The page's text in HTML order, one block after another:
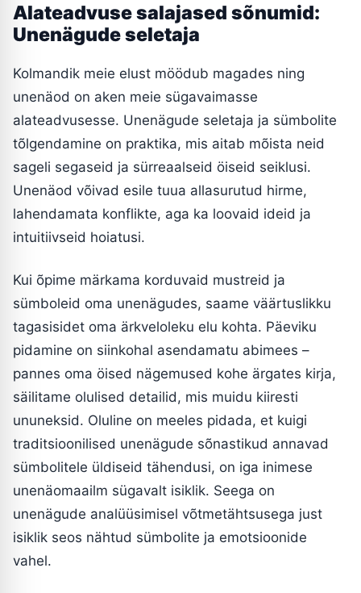
Alateadvuse salajased sõnumid:
Unenägude seletaja
Kolmandik meie elust möödub magades ning
unenäod on aken meie sügavaimasse
alateadvusesse. Unenägude seletaja ja sümbolite
tõlgendamine on praktika, mis aitab mõista neid
sageli segaseid ja sürreaalseid öiseid seiklusi.
Unenäod võivad esile tuua allasurutud hirme,
lahendamata konflikte, aga ka loovaid ideid ja
intuitiivseid hoiatusi.
Kui õpime märkama korduvaid mustreid ja
sümboleid oma unenägudes, saame väärtuslikku
tagasisidet oma ärkveloleku elu kohta. Päeviku
pidamine on siinkohal asendamatu abimees –
pannes oma öised nägemused kohe ärgates kirja,
säilitame olulised detailid, mis muidu kiiresti
ununeksid. Oluline on meeles pidada, et kuigi
traditsioonilised unenägude sõnastikud annavad
sümbolitele üldiseid tähendusi, on iga inimese
unenäomaailm sügavalt isiklik. Seega on
unenägude analüüsimisel võtmetähtsusega just
isiklik seos nähtud sümbolite ja emotsioonide
vahel.